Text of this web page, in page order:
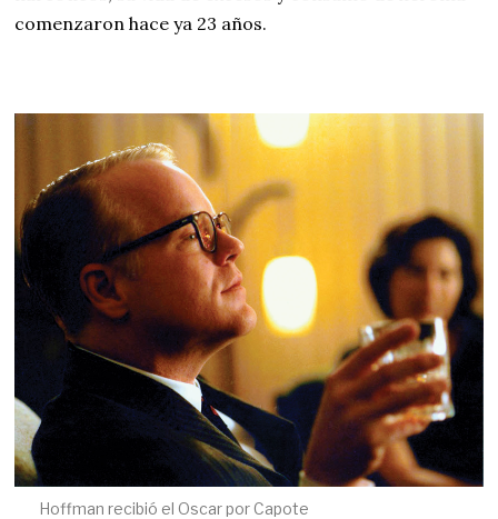
comenzaron hace ya 23 años.
Hoffman recibió el Oscar por Capote